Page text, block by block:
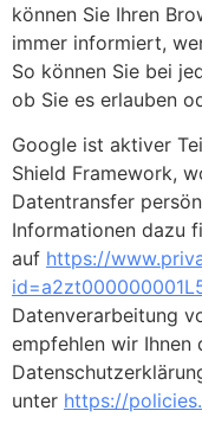
können Sie Ihren
immer informiert,
So können Sie bei
ob Sie es erlauben
Google ist aktiver
Shield Framework,
Datentransfer
Informationen dazu
auf https://
Datenverarbeitung
empfehlen wir Ihnen
unter https://